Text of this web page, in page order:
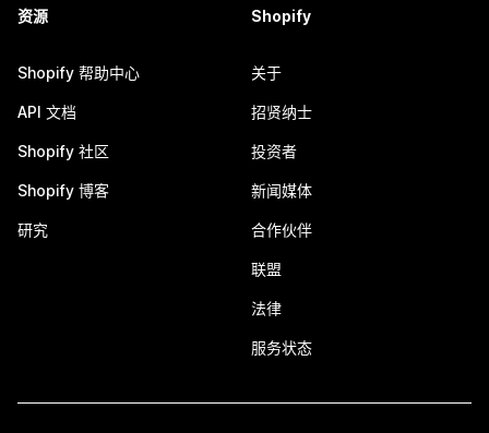
资源
Shopify 帮助中心
API 文档
Shopify 社区
Shopify 博客
研究
Shopify
关于
招贤纳士
投资者
新闻媒体
合作伙伴
联盟
法律
服务状态